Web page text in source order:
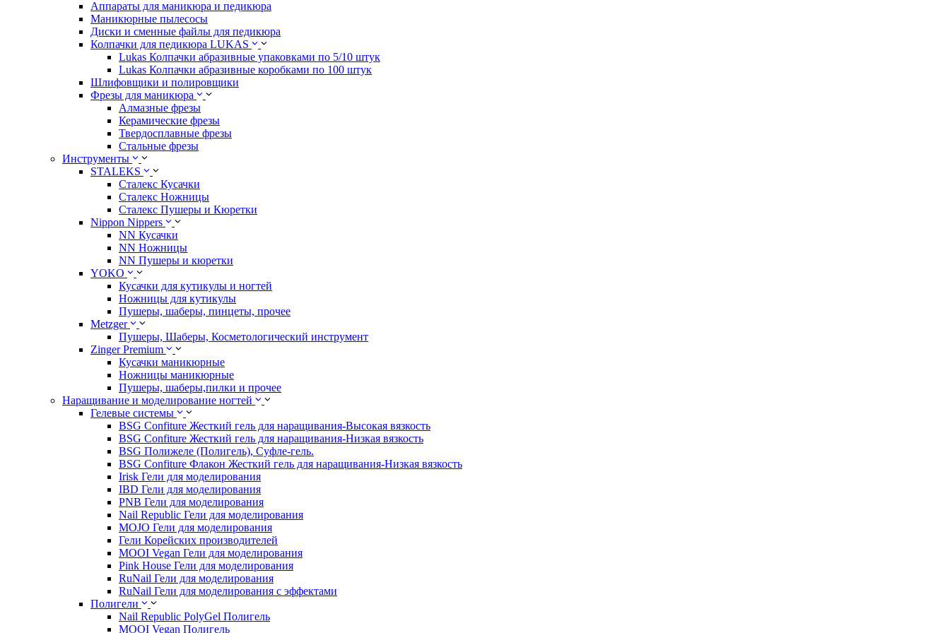
Аппараты для маникюра и педикюра
Маникюрные пылесосы
Диски и сменные файлы для педикюра
Колпачки для педикюра LUKAS
Lukas Колпачки абразивные упаковками по 5/10 штук
Lukas Колпачки абразивные коробками по 100 штук
Шлифовщики и полировщики
Фрезы для маникюра
Алмазные фрезы
Керамические фрезы
Твердосплавные фрезы
Стальные фрезы
Инструменты
STALEKS
Сталекс Кусачки
Сталекс Ножницы
Сталекс Пушеры и Кюретки
Nippon Nippers
NN Кусачки
NN Ножницы
NN Пушеры и кюретки
YOKO
Кусачки для кутикулы и ногтей
Ножницы для кутикулы
Пушеры, шаберы, пинцеты, прочее
Metzger
Пушеры, Шаберы, Косметологический инструмент
Zinger Premium
Кусачки маникюрные
Ножницы маникюрные
Пушеры, шаберы,пилки и прочее
Наращивание и моделирование ногтей
Гелевые системы
BSG Confiture Жесткий гель для наращивания-Высокая вязкость
BSG Confiture Жесткий гель для наращивания-Низкая вязкость
BSG Полижеле (Полигель), Суфле-гель.
BSG Confiture Флакон Жесткий гель для наращивания-Низкая вязкость
Irisk Гели для моделирования
IBD Гели для моделирования
PNB Гели для моделирования
Nail Republic Гели для моделирования
MOJO Гели для моделирования
Гели Корейских производителей
MOOI Vegan Гели для моделирования
Pink House Гели для моделирования
RuNail Гели для моделирования
RuNail Гели для моделирования с эффектами
Полигели
Nail Republic PolyGel Полигель
MOOI Vegan Полигель